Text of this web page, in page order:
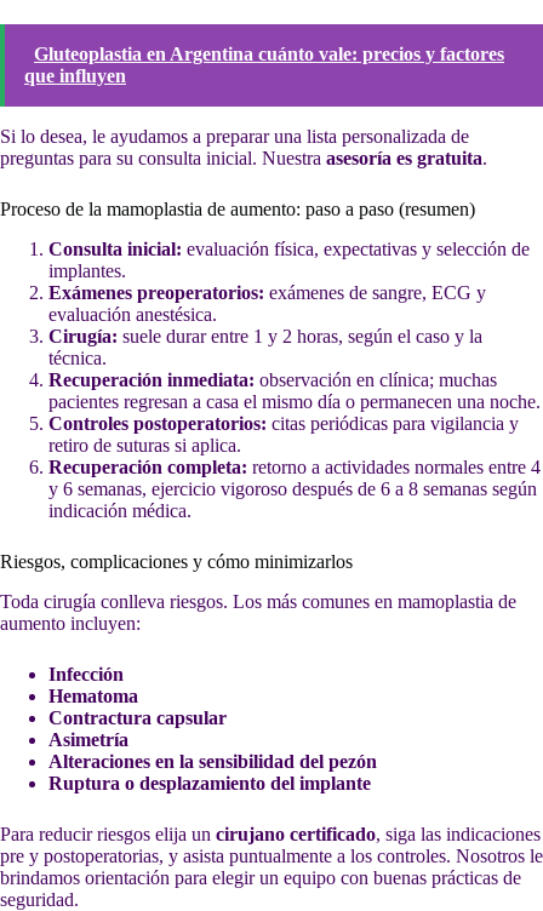
Gluteoplastia en Argentina cuánto vale: precios y factores
que influyen
Si lo desea, le ayudamos a preparar una lista personalizada de
preguntas para su consulta inicial. Nuestra asesoría es gratuita.
Proceso de la mamoplastia de aumento: paso a paso (resumen)
Consulta inicial: evaluación física, expectativas y selección de
implantes.
Exámenes preoperatorios: exámenes de sangre, ECG y
evaluación anestésica.
Cirugía: suele durar entre 1 y 2 horas, según el caso y la
técnica.
Recuperación inmediata: observación en clínica; muchas
pacientes regresan a casa el mismo día o permanecen una noche.
Controles postoperatorios: citas periódicas para vigilancia y
retiro de suturas si aplica.
Recuperación completa: retorno a actividades normales entre 4
y 6 semanas, ejercicio vigoroso después de 6 a 8 semanas según
indicación médica.
Riesgos, complicaciones y cómo minimizarlos
Toda cirugía conlleva riesgos. Los más comunes en mamoplastia de
aumento incluyen:
Infección
Hematoma
Contractura capsular
Asimetría
Alteraciones en la sensibilidad del pezón
Ruptura o desplazamiento del implante
Para reducir riesgos elija un cirujano certificado, siga las indicaciones
pre y postoperatorias, y asista puntualmente a los controles. Nosotros le
brindamos orientación para elegir un equipo con buenas prácticas de
seguridad.